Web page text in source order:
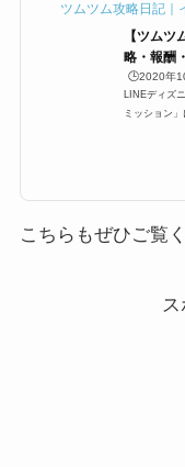
略・報酬
🕒️2020年
LINEディズ
ミッション」
はどんなも
できるよう
酬などにつ